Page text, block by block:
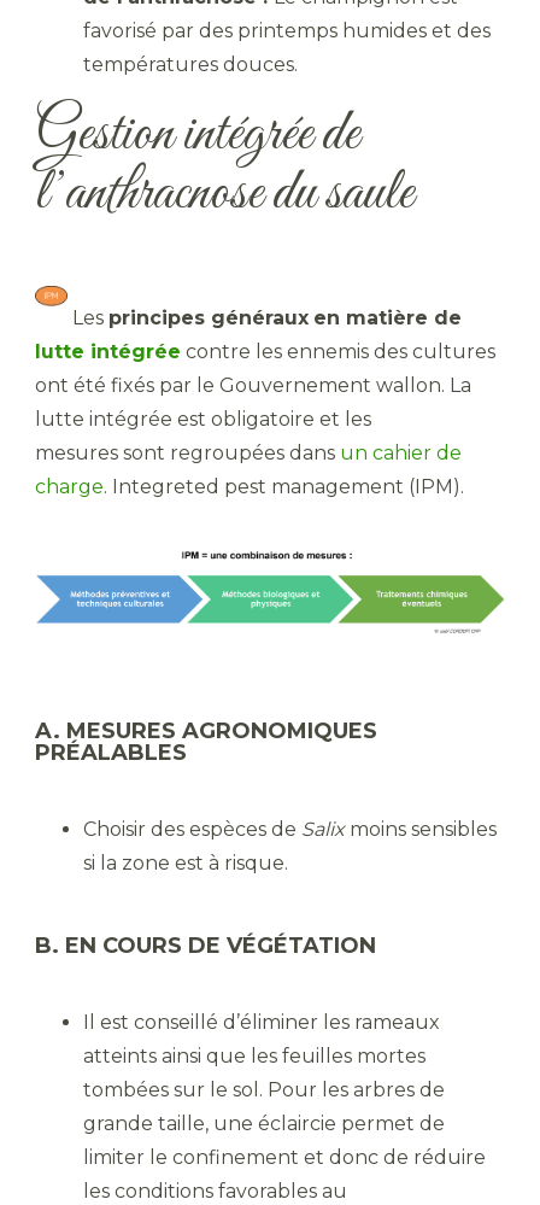
favorisé par des printemps humides et des
températures douces.
Gestion intégrée de
l’anthracnose du saule
​ Les principes généraux en matière de
lutte intégrée contre les ennemis des cultures
ont été fixés par le Gouvernement wallon. La
lutte intégrée est obligatoire et les
mesures sont regroupées dans un cahier de
charge. Integreted pest management (IPM).
A. MESURES AGRONOMIQUES
PRÉALABLES
Choisir des espèces de Salixmoins sensibles
si la zone est à risque.
B. EN COURS DE VÉGÉTATION
Il est conseillé d’éliminer les rameaux
atteints ainsi que les feuilles mortes
tombées sur le sol. Pour les arbres de
grande taille, une éclaircie permet de
limiter le confinement et donc de réduire
les conditions favorables au